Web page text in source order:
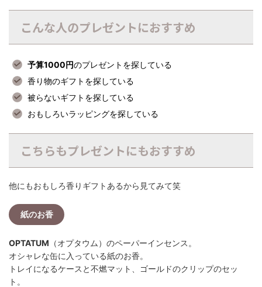
こんな人のプレゼントにおすすめ
予算1000円のプレゼントを探している
香り物のギフトを探している
被らないギフトを探している
おもしろいラッピングを探している
こちらもプレゼントにもおすすめ
他にもおもしろ香りギフトあるから見てみて笑
紙のお香
OPTATUM （オプタウム）のペーパーインセンス。
オシャレな缶に入っている紙のお香。
トレイになるケースと不燃マット、ゴールドのクリップのセッ
ト。